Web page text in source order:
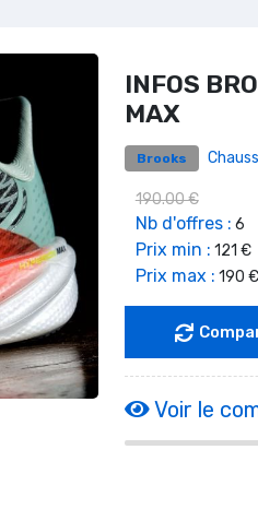
INFOS
MAX
Brooks
190.00 €
Nb d'offres : 6
Prix min : 121 €
Prix max : 190 €
Voir le